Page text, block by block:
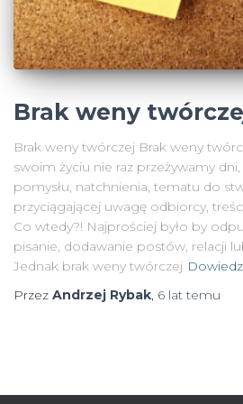
Brak weny
Brak weny twórczej Brak weny
swoim życiu nie raz przeżywamy
pomysłu, natchnienia, tematu do
przyciągającej uwagę odbiorcy,
Co wtedy?! Najprościej było by
pisanie, dodawanie postów, relacji
Jednak brak weny twórczej
Przez Andrzej Rybak, 6 lattemu